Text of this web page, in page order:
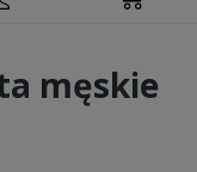
męskie